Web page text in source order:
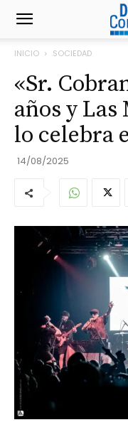
INICIO SOCIEDAD
«Sr.
años y
lo celebra
14/08/2025